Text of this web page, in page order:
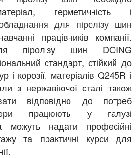
герметичність і
для піролізу шин
працівників компанії.
піролізу шин DOING
стандарт, стійкий до
і корозії, матеріалів Q245R і
з нержавіючої сталі також
відповідно до потреб
працюють у галузі
можуть надати професійні
та практичні курси для